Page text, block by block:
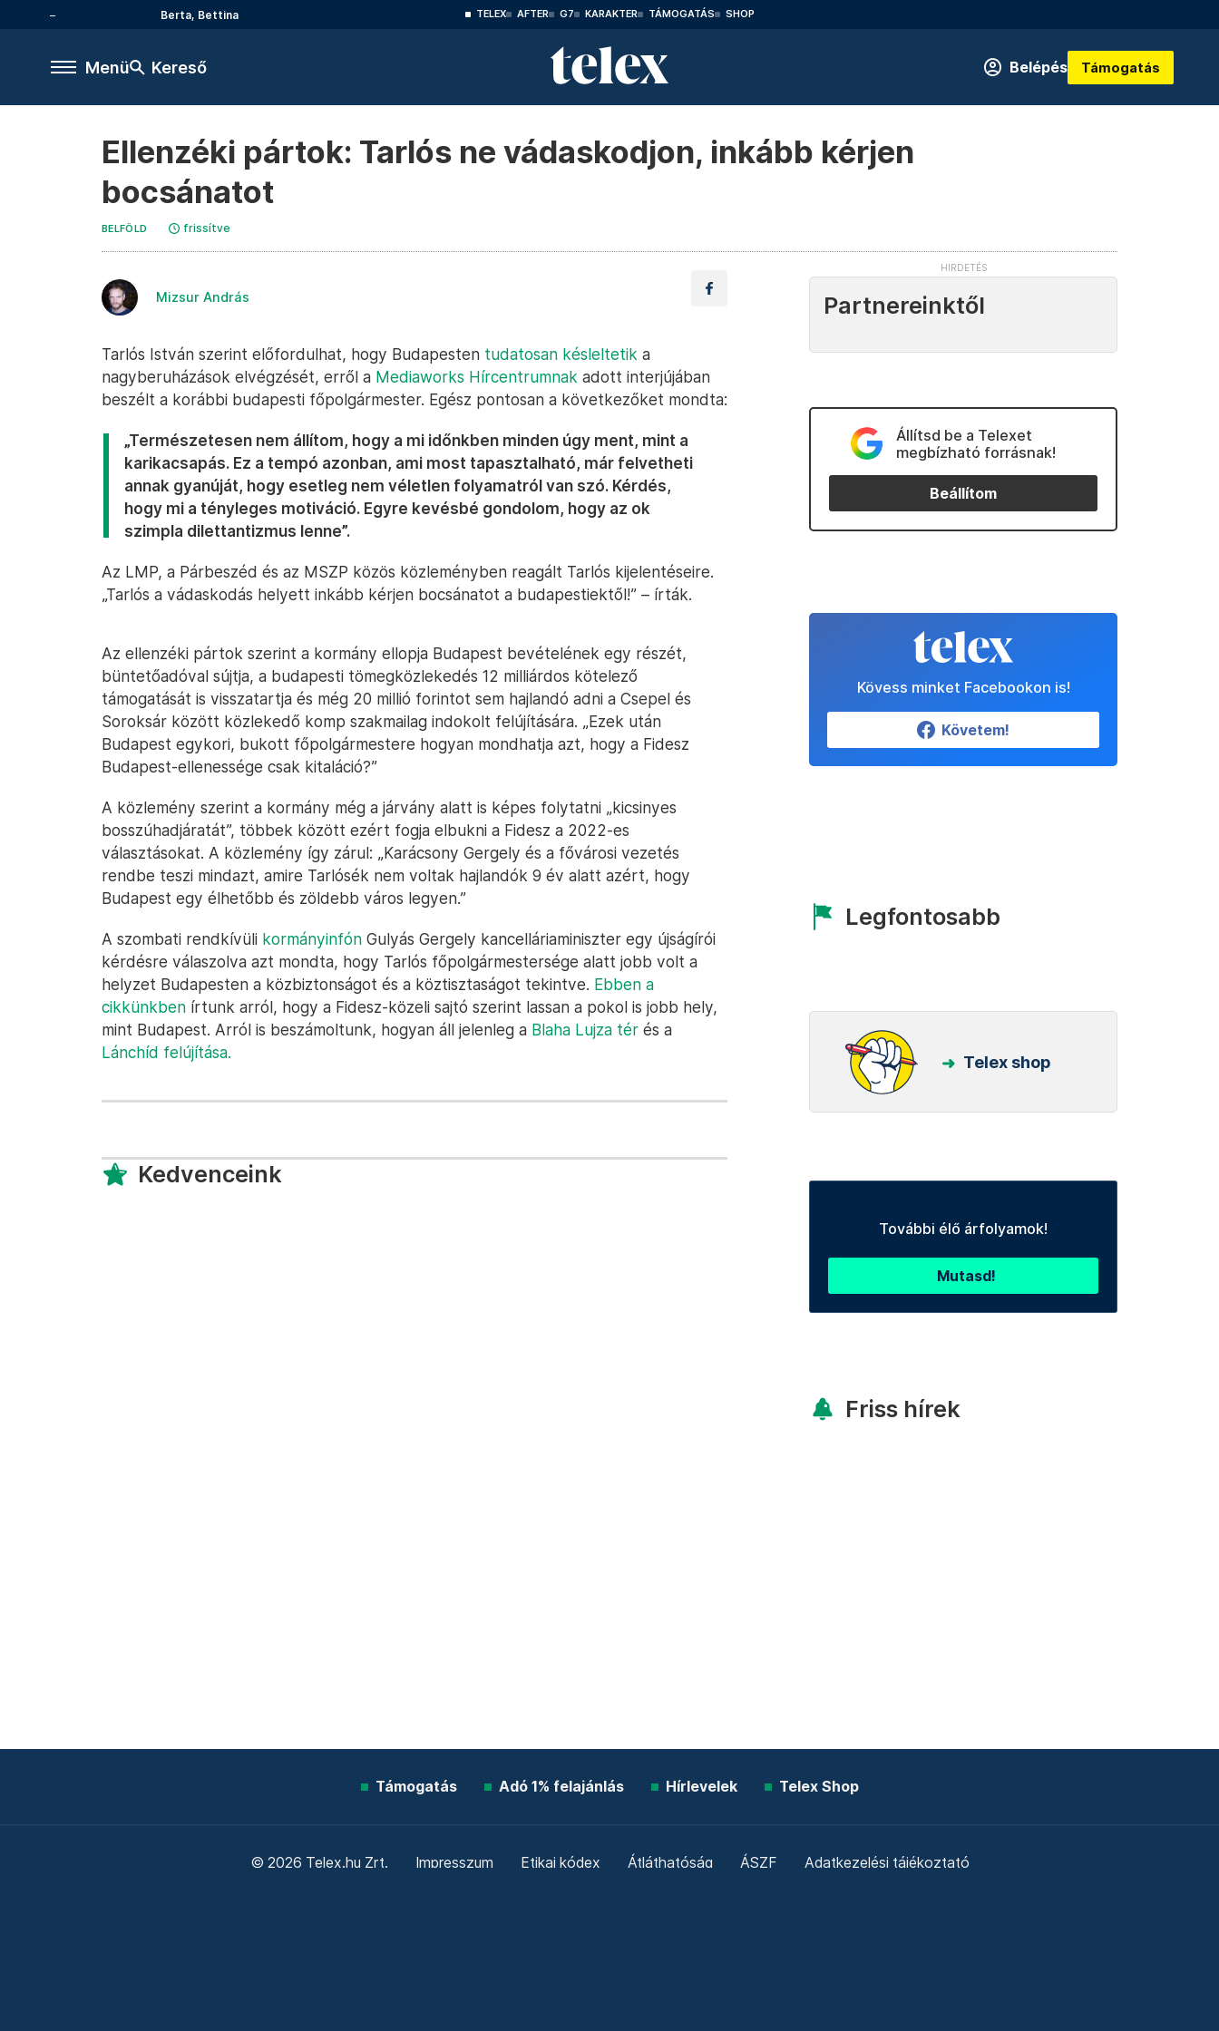
Berta, Bettina TELEX AFTER G7 KARAKTER TÁMOGATÁS SHOP
Menü Kereső Belépés Támogatás
Ellenzéki pártok: Tarlós ne vádaskodjon, inkább kérjen
bocsánatot
BELFÖLD frissítve
Mizsur András
Tarlós István szerint előfordulhat, hogy Budapesten tudatosan késleltetik a
nagyberuházások elvégzését, erről a Mediaworks Hírcentrumnak adott interjújában
beszélt a korábbi budapesti főpolgármester. Egész pontosan a következőket mondta:
„Természetesen nem állítom, hogy a mi időnkben minden úgy ment, mint a
karikacsapás. Ez a tempó azonban, ami most tapasztalható, már felvetheti
annak gyanúját, hogy esetleg nem véletlen folyamatról van szó. Kérdés,
hogy mi a tényleges motiváció. Egyre kevésbé gondolom, hogy az ok
szimpla dilettantizmus lenne”.
Az LMP, a Párbeszéd és az MSZP közös közleményben reagált Tarlós kijelentéseire.
„Tarlós a vádaskodás helyett inkább kérjen bocsánatot a budapestiektől!” – írták.
Az ellenzéki pártok szerint a kormány ellopja Budapest bevételének egy részét,
büntetőadóval sújtja, a budapesti tömegközlekedés 12 milliárdos kötelező
támogatását is visszatartja és még 20 millió forintot sem hajlandó adni a Csepel és
Soroksár között közlekedő komp szakmailag indokolt felújítására. „Ezek után
Budapest egykori, bukott főpolgármestere hogyan mondhatja azt, hogy a Fidesz
Budapest-ellenessége csak kitaláció?”
A közlemény szerint a kormány még a járvány alatt is képes folytatni „kicsinyes
bosszúhadjáratát”, többek között ezért fogja elbukni a Fidesz a 2022-es
választásokat. A közlemény így zárul: „Karácsony Gergely és a fővárosi vezetés
rendbe teszi mindazt, amire Tarlósék nem voltak hajlandók 9 év alatt azért, hogy
Budapest egy élhetőbb és zöldebb város legyen.”
A szombati rendkívüli kormányinfón Gulyás Gergely kancelláriaminiszter egy újságírói
kérdésre válaszolva azt mondta, hogy Tarlós főpolgármestersége alatt jobb volt a
helyzet Budapesten a közbiztonságot és a köztisztaságot tekintve. Ebben a
cikkünkben írtunk arról, hogy a Fidesz-közeli sajtó szerint lassan a pokol is jobb hely,
mint Budapest. Arról is beszámoltunk, hogyan áll jelenleg a Blaha Lujza tér és a
Lánchíd felújítása.
Kedvenceink
Partnereinktől
Állítsd be a Telexet
megbízható forrásnak!
Beállítom
Kövess minket Facebookon is!
Követem!
Legfontosabb
Telex shop
További élő árfolyamok!
Mutasd!
Friss hírek
Támogatás Adó 1% felajánlás Hírlevelek Telex Shop
© 2026 Telex.hu Zrt. Impresszum Etikai kódex Átláthatóság ÁSZF Adatkezelési tájékoztató